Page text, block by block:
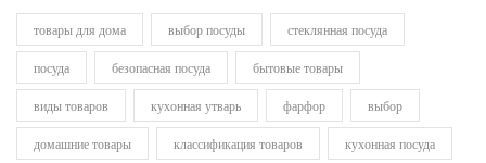
товары для дома выбор посуды стеклянная посуда
посуда безопасная посуда бытовые товары
виды товаров кухонная утварь фарфор выбор
домашние товары классификация товаров кухонная посуда